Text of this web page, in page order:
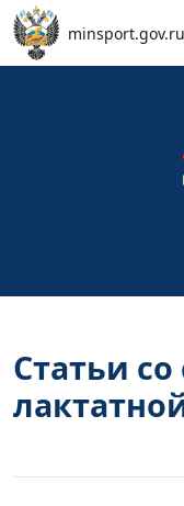
Перейти к
minsport.gov.ru
Статьи